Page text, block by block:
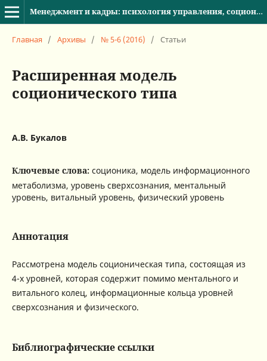
Менеджмент и кадры: психология управления, соционика и социология
Главная / Архивы / № 5-6 (2016) / Статьи
Расширенная модель
соционического типа
А.В. Букалов
Ключевые слова: соционика, модель информационного
метаболизма, уровень сверхсознания, ментальный
уровень, витальный уровень, физический уровень
Аннотация
Рассмотрена модель соционическая типа, состоящая из
4-х уровней, которая содержит помимо ментального и
витального колец, информационные кольца уровней
сверхсознания и физического.
Библиографические ссылки